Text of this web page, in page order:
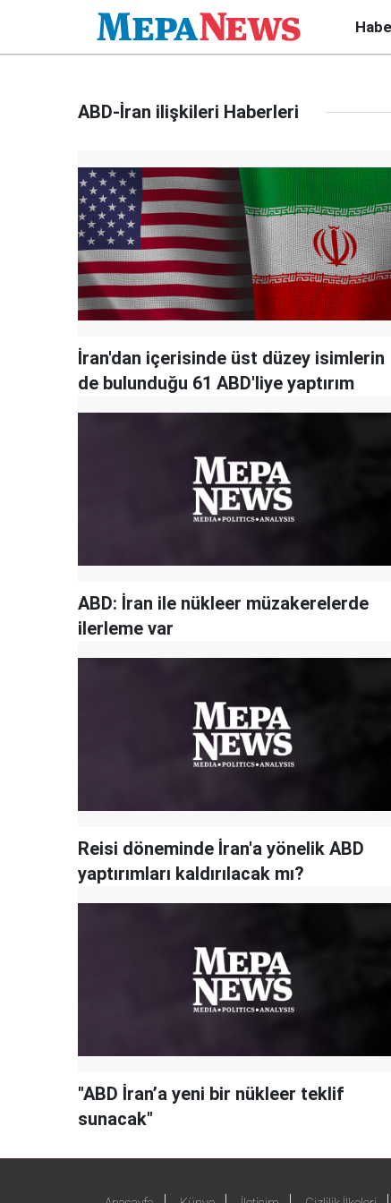
ABD-İran ilişkileri Haberleri
İran'dan içerisinde üst düzey isimlerin
de bulunduğu 61 ABD'liye yaptırım
ABD: İran ile nükleer müzakerelerde
ilerleme var
Reisi döneminde İran'a yönelik ABD
yaptırımları kaldırılacak mı?
"ABD İran’a yeni bir nükleer teklif
sunacak"